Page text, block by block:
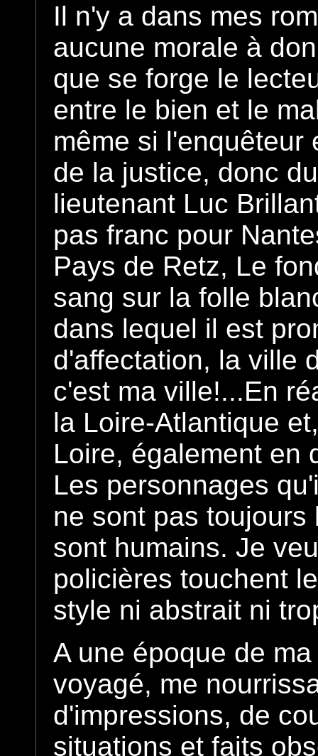
Il n'y a dans mes
aucune morale à
que se forge le
entre le bien et le
même si l'enquêteur
de la justice, donc
lieutenant Luc
pas franc pour
Pays de Retz, Le
sang sur la folle
dans lequel il est
d'affectation, la ville
c'est ma ville!...En
la Loire-Atlantique
Loire, également en
Les personnages
ne sont pas
sont humains. Je
policières touchent
style ni abstrait ni
A une époque de
voyagé, me
d'impressions, de
situations et faits